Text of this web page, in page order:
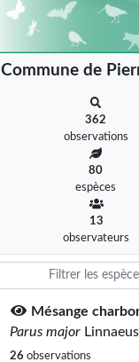
Commune de
362
observations
80
espèces
13
observateurs
Mésange
Parus major
26 observations